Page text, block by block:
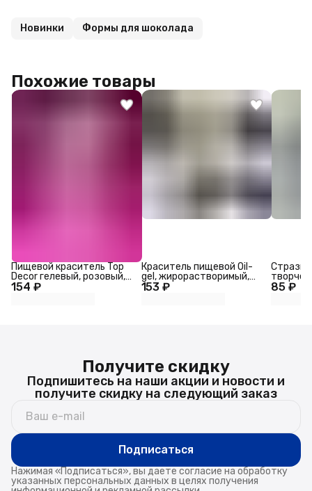
Новинки Формы для шоколада
Похожие товары
154 ₽
Пищевой краситель Top
Decor гелевый, розовый,
100 г
153 ₽
Краситель пищевой Oil-
gel, жирорастворимый,
чёрный, 10 мл
85 ₽
Стразы
Получите скидку
Подпишитесь на наши акции и новости и
получите скидку на следующий заказ
Подписаться
Нажимая «Подписаться», вы даете согласие на обработку
указанных персональных данных в целях получения